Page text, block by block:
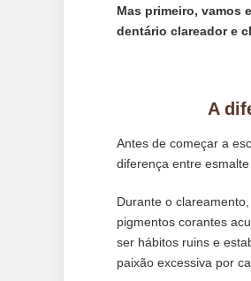
Mas primeiro, vamos
dentário clareador e
A
Antes de começar a
diferença entre
Durante o
pigmentos corantes
ser hábitos ruins e
paixão excessiva por